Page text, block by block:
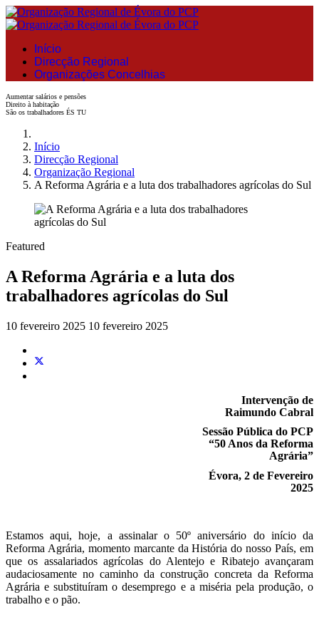
Início
Direcção Regional
Organizações Concelhias
Aumentar salários e pensões
Direito à habitação
São os trabalhadores ÉS TU
Início
Direcção Regional
Organização Regional
A Reforma Agrária e a luta dos trabalhadores agrícolas do Sul
Featured
A Reforma Agrária e a luta dos
trabalhadores agrícolas do Sul
10 fevereiro 2025 10 fevereiro 2025
Intervenção de
Raimundo Cabral
Sessão Pública do PCP
“50 Anos da Reforma
Agrária”
Évora, 2 de Fevereiro
2025
Estamos aqui, hoje, a assinalar o 50º aniversário do início da
Reforma Agrária, momento marcante da História do nosso País, em
que os assalariados agrícolas do Alentejo e Ribatejo avançaram
audaciosamente no caminho da construção concreta da Reforma
Agrária e substituíram o desemprego e a miséria pela produção, o
trabalho e o pão.